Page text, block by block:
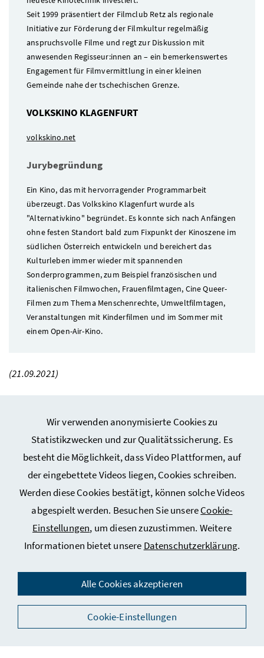
Wir verwenden anonymisierte Cookies zu
Statistikzwecken und zur Qualitätssicherung. Es
besteht die Möglichkeit, dass Video Plattformen, auf
der eingebettete Videos liegen, Cookies schreiben.
Werden diese Cookies bestätigt, können solche Videos
abgespielt werden. Besuchen Sie unsereCookie-
Einstellungen, um diesen zuzustimmen. Weitere
Informationen bietet unsere Datenschutzerklärung.
Alle Cookies akzeptieren
Cookie-Einstellungen
Seit 1999 präsentiert der Filmclub Retz als regionale
Initiative zur Förderung der Filmkultur regelmäßig
anspruchsvolle Filme und regt zur Diskussion mit
anwesenden Regisseur:innen an – ein bemerkenswertes
Engagement für Filmvermittlung in einer kleinen
Gemeinde nahe der tschechischen Grenze.
VOLKSKINO KLAGENFURT
volkskino.net
Jurybegründung
Ein Kino, das mit hervorragender Programmarbeit
überzeugt. Das Volkskino Klagenfurt wurde als
"Alternativkino" begründet. Es konnte sich nach Anfängen
ohne festen Standort bald zum Fixpunkt der Kinoszene im
südlichen Österreich entwickeln und bereichert das
Kulturleben immer wieder mit spannenden
Sonderprogrammen, zum Beispiel französischen und
italienischen Filmwochen, Frauenfilmtagen, Cine Queer-
Filmen zum Thema Menschenrechte, Umweltfilmtagen,
Veranstaltungen mit Kinderfilmen und im Sommer mit
einem Open-Air-Kino.
(21.09.2021)
Webseiten Kunst und Kultur
Service
Kontakt
Social Media